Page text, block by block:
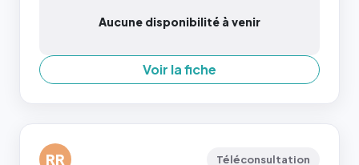
Aucune disponibilité à venir
Voir la fiche
RR Téléconsultation